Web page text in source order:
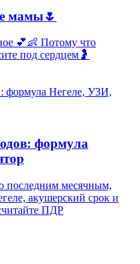
мамы🌷
💕👶 Потому что
под сердцем🤰
формула
последним месячным,
акушерский срок и
ПДР